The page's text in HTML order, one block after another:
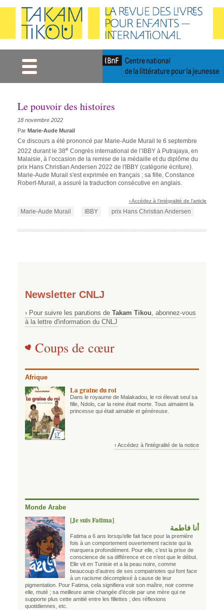
Le pouvoir des histoires
18 novembre 2022
Par Marie-Aude Murail
Ce discours a été prononcé par Marie-Aude Murail le 6 septembre
2022 durant le 38e Congrès international de l’IBBY à Putrajaya, en
Malaisie, à l’occasion de la remise de la médaille et du diplôme du
prix Hans Christian Andersen 2022 de l'IBBY (catégorie écriture).
Marie-Aude Murail s'est exprimée en français ; sa fille, Constance
Robert-Murail, a assuré la traduction consécutive en anglais.
› Accédez à l'intégralité de l'article
Marie-Aude Murail IBBY prix Hans Christian Andersen
Newsletter CNLJ
› Pour suivre les parutions de Takam Tikou, abonnez-vous
à la lettre d'information du CNLJ
Coups de cœur
Afrique
La graine du roi
Dans le royaume de Malakadou, le roi élevait seul sa
fille, Ndolo, car la reine était morte. Tous aimaient la
princesse qui était aimable et généreuse.
› Accédez à l'intégralité de la notice
Monde Arabe
[Je suis Fatima]
أنا فاطمة
Fatima a 6 ans lorsqu’elle fait face pour la première
fois à un comportement ouvertement raciste qui la
marquera profondément. Pour elle, c’est la prise de
conscience de sa différence et ce n’est que le début.
Elle vit en Tunisie et a la peau noire, comme
beaucoup d’autres de ses compatriotes qui font face
à un racisme décomplexé à cause de leur
pigmentation. Pour Fatima, cela signifiera voir son maître, noir comme
elle, muté ; sa meilleure amie changée d’école par une mère qui ne
supporte plus cette amitié entre les fillettes ; des réflexions
quotidiennes, etc.